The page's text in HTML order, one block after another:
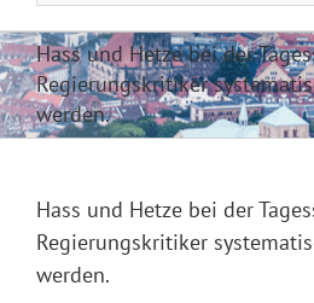
Hass und Hetze bei der
Regierungskritiker
werden.
Hass und Hetze bei der
Regierungskritiker
werden.